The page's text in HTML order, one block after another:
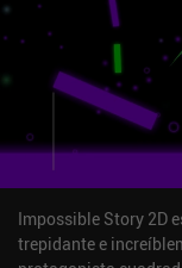
Impossible Story 2D
trepidante e